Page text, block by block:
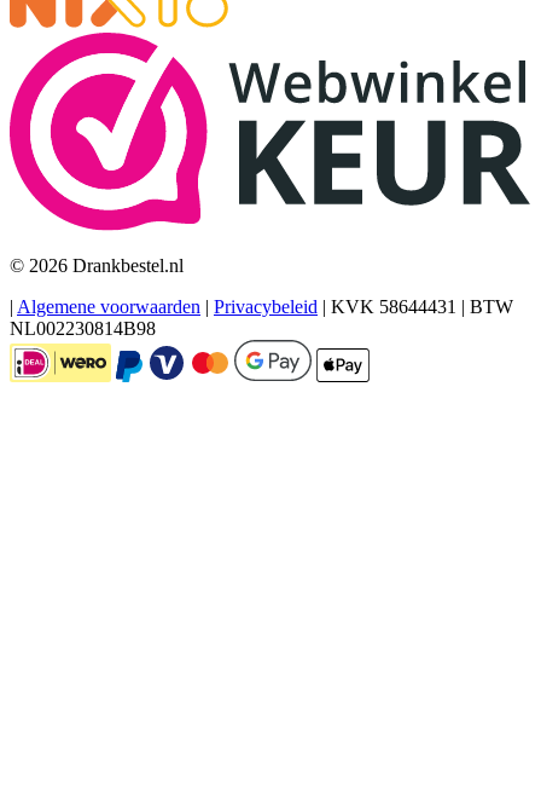
© 2026 Drankbestel.nl
| Algemene voorwaarden | Privacybeleid | KVK 58644431 | BTW
NL002230814B98